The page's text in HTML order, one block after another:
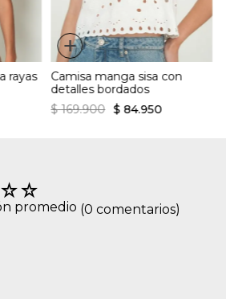
rayas
+
Camisa manga sisa con
detalles bordados
$ 169.900 $ 84.950
☆☆
promedio (0 comentarios)